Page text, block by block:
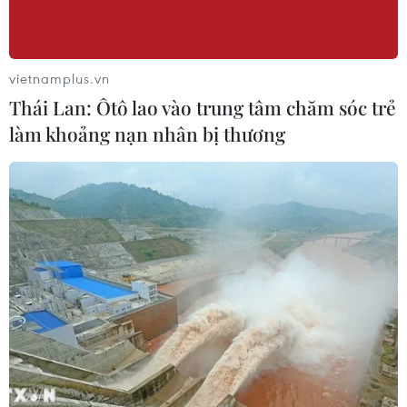
ung thư gan di căn
07/08/2026 04:05
giúp chống lão hóa
06/08/2026 23:16
Nước thải từ máy bay có thể giúp
phát hiện sớm nguy cơ đại dịch
06/08/2026 22:30
vietnamplus.vn
Thái Lan: Ôtô lao vào trung tâm chăm sóc trẻ
làm khoảng nạn nhân bị thương